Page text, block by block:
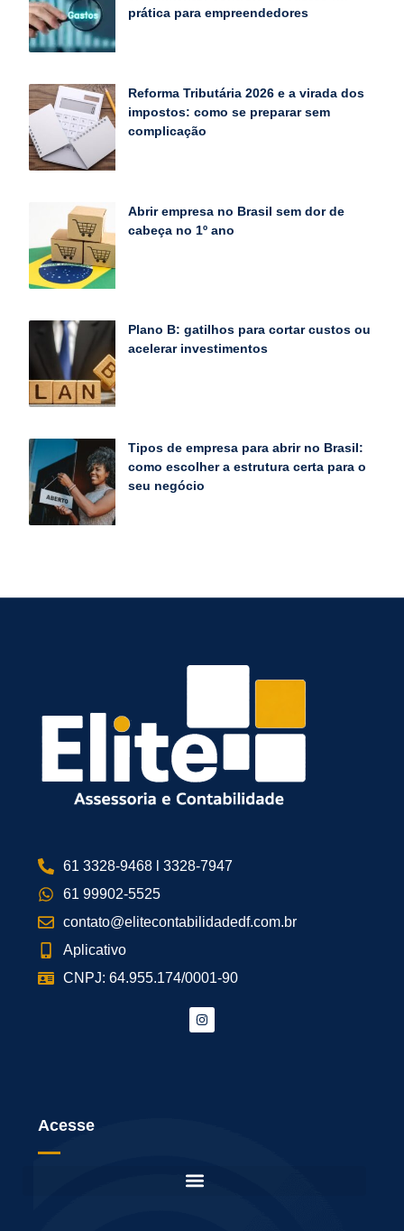
prática para empreendedores
Reforma Tributária 2026 e a virada dos
impostos: como se preparar sem
complicação
Abrir empresa no Brasil sem dor de
cabeça no 1º ano
Plano B: gatilhos para cortar custos ou
acelerar investimentos
Tipos de empresa para abrir no Brasil:
como escolher a estrutura certa para o
seu negócio
61 3328-9468 l 3328-7947
61 99902-5525
contato@elitecontabilidadedf.com.br
Aplicativo
CNPJ: 64.955.174/0001-90
Acesse